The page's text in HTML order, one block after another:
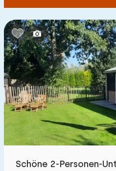
1 2 3 4
Badezimmer:
1 2 3 4
Entfernungen
Zum Meer(max. km):
1 2 5 10
Schöne 2-Personen-